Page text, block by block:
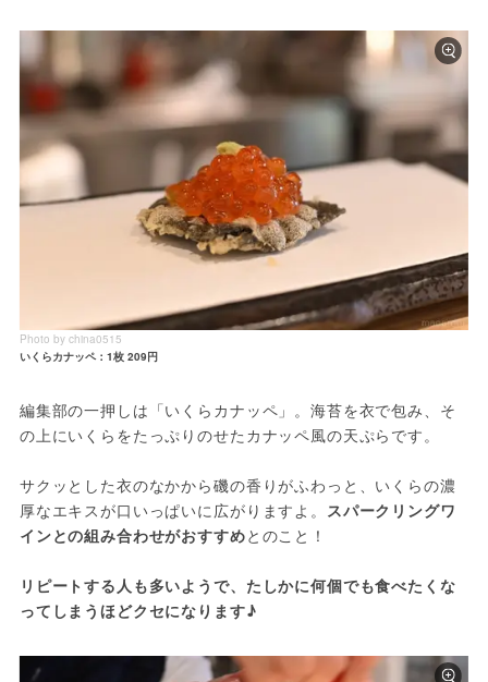
Photo by china0515
いくらカナッペ：1枚 209円
編集部の一押しは「いくらカナッペ」。海苔を衣で包み、そ
の上にいくらをたっぷりのせたカナッペ風の天ぷらです。
サクッとした衣のなかから磯の香りがふわっと、いくらの濃
厚なエキスが口いっぱいに広がりますよ。
スパークリングワ
インとの組み合わせがおすすめとのこと！
リピートする人も多いようで、たしかに何個でも食べたくな
ってしまうほどクセになります♪